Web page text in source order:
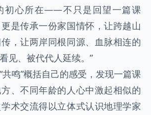
初心所在——不只是回望一篇课
是传承一份家国情怀，让跨越山
，让两岸同根同源、血脉相连的
见、被代代人延续。”
共鸣”概括自己的感受，发现一篇课
、不同年龄的人心中激起相似的
术交流得以立体式认识地理学家